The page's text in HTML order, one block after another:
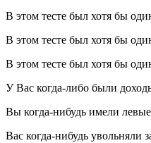
В этом тесте был хотя бы
В этом тесте был хотя бы
В этом тесте был хотя бы
У Вас когда-либо были
Вы когда-нибудь имели
Вас когда-нибудь увольняли